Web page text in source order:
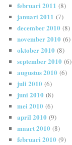
februari 2011 (8)
januari 2011 (7)
december 2010 (8)
november 2010 (6)
oktober 2010 (8)
september 2010 (6)
augustus 2010 (6)
juli 2010 (6)
juni 2010 (8)
mei 2010 (6)
april 2010 (9)
maart 2010 (8)
februari 2010 (9)